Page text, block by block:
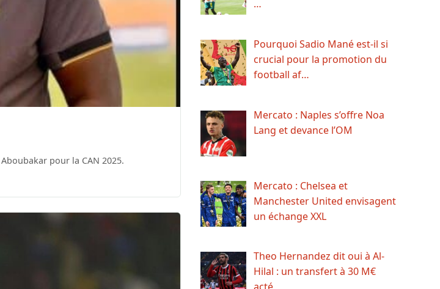
pour la CAN 2025.
…
Pourquoi Sadio Mané est-il si
crucial pour la promotion du
football af…
Mercato : Naples s’offre Noa
Lang et devance l’OM
Mercato : Chelsea et
Manchester United envisagent
un échange XXL
Theo Hernandez dit oui à Al-
Hilal : un transfert à 30 M€